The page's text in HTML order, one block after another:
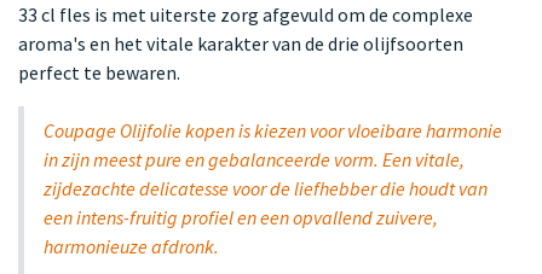
33 cl fles is met uiterste zorg afgevuld om de complexe
aroma's en het vitale karakter van de drie olijfsoorten
perfect te bewaren.
Coupage Olijfolie kopen is kiezen voor vloeibare harmonie
in zijn meest pure en gebalanceerde vorm. Een vitale,
zijdezachte delicatesse voor de liefhebber die houdt van
een intens-fruitig profiel en een opvallend zuivere,
harmonieuze afdronk.